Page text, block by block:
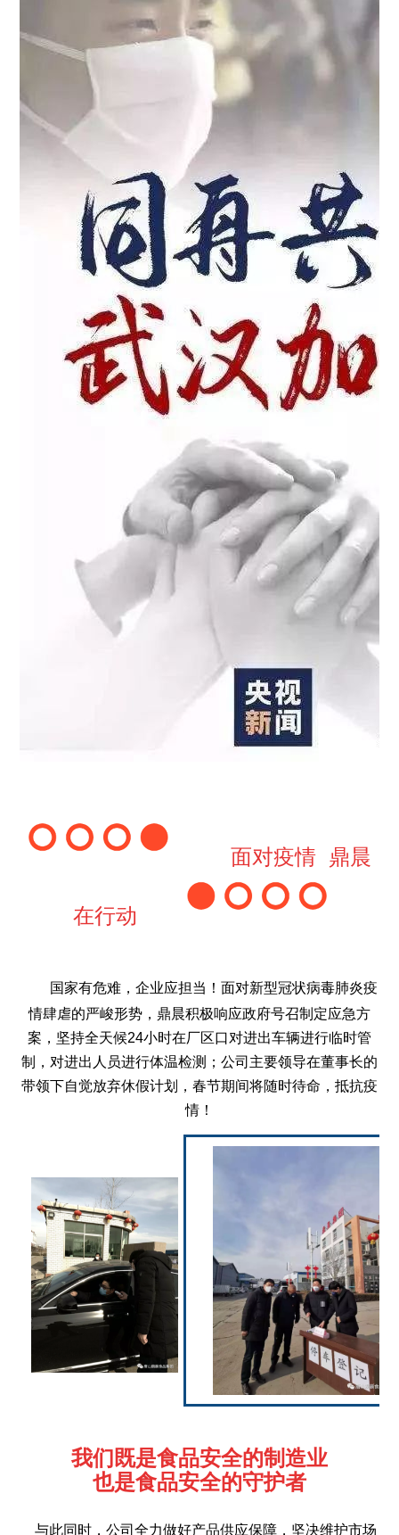
面对疫情 鼎晨
在行动
国家有危难，企业应担当！面对新型冠状病毒肺炎疫
情肆虐的严峻形势，鼎晨积极响应政府号召制定应急方
案，坚持全天候24小时在厂区口对进出车辆进行临时管
制，对进出人员进行体温检测；公司主要领导在董事长的
带领下自觉放弃休假计划，春节期间将随时待命，抵抗疫
情！
我们既是食品安全的制造业
也是食品安全的守护者
与此同时，公司全力做好产品供应保障，坚决维护市场